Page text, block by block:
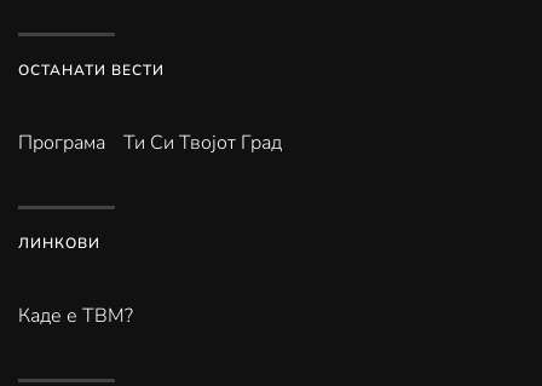
ОСТАНАТИ ВЕСТИ
Програма Ти Си Твојот Град
ЛИНКОВИ
Каде е ТВМ?